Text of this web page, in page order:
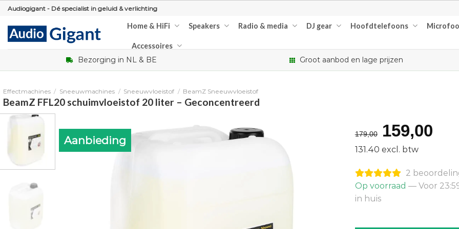
Skip
content
Audiogigant - Dé specialist in geluid & verlichting
Home & HiFi Speakers Radio & media DJ gear Hoofdtelefoons
Accessoires
Bezorging in NL & BE Groot aanbod en lage prijzen
Effectmachines / Sneeuwmachines / Sneeuwvloeistof / BeamZ Sneeuwvloeistof
BeamZ FFL20 schuimvloeistof 20 liter – Geconcentreerd
Aanbieding 179,00
prijs
was:
€179,00.
159,00
is:
131.40 excl. btw
2
Op voorraad — Voor
in huis